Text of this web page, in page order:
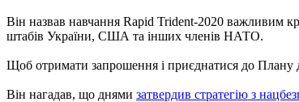
Він назвав навчання Rapid Trident-2020 важливим
штабів України, США та інших членів НАТО.
Щоб отримати запрошення і приєднатися до Плану
Він нагадав, що днями затвердив стратегію з